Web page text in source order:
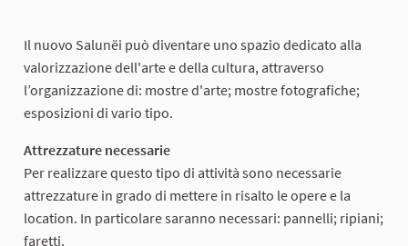
Il nuovo Salunëi può diventare uno spazio dedicato alla
valorizzazione dell'arte e della cultura, attraverso
l’organizzazione di: mostre d'arte; mostre fotografiche;
esposizioni di vario tipo.
Attrezzature necessarie
Per realizzare questo tipo di attività sono necessarie
attrezzature in grado di mettere in risalto le opere e la
location. In particolare saranno necessari: pannelli; ripiani;
faretti.